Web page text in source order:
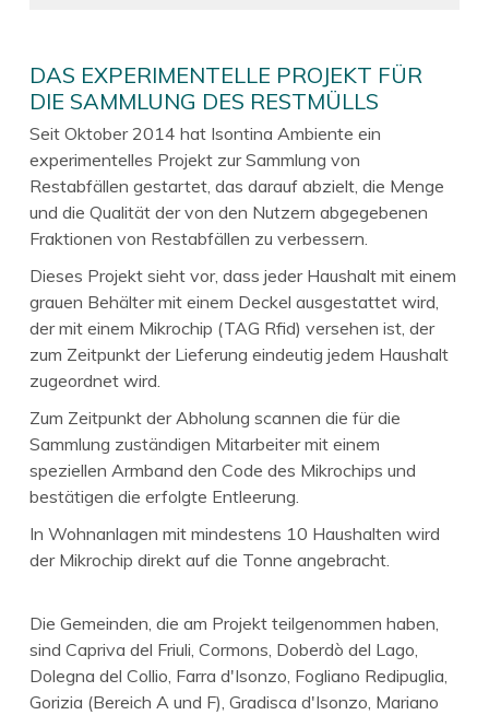
DAS EXPERIMENTELLE PROJEKT FÜR
DIE SAMMLUNG DES RESTMÜLLS
Seit Oktober 2014 hat Isontina Ambiente ein
experimentelles Projekt zur Sammlung von
Restabfällen gestartet, das darauf abzielt, die Menge
und die Qualität der von den Nutzern abgegebenen
Fraktionen von Restabfällen zu verbessern.
Dieses Projekt sieht vor, dass jeder Haushalt mit einem
grauen Behälter mit einem Deckel ausgestattet wird,
der mit einem Mikrochip (TAG Rfid) versehen ist, der
zum Zeitpunkt der Lieferung eindeutig jedem Haushalt
zugeordnet wird.
Zum Zeitpunkt der Abholung scannen die für die
Sammlung zuständigen Mitarbeiter mit einem
speziellen Armband den Code des Mikrochips und
bestätigen die erfolgte Entleerung.
In Wohnanlagen mit mindestens 10 Haushalten wird
der Mikrochip direkt auf die Tonne angebracht.
Die Gemeinden, die am Projekt teilgenommen haben,
sind Capriva del Friuli, Cormons, Doberdò del Lago,
Dolegna del Collio, Farra d'Isonzo, Fogliano Redipuglia,
Gorizia (Bereich A und F), Gradisca d'Isonzo, Mariano